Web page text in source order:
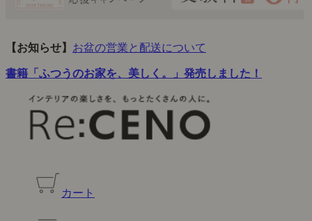
【お知らせ】 お盆の営業と配送について
書籍「ふつうのお家を、美しく。」発売しました！
カート